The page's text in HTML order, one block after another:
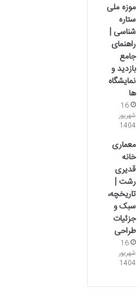
موزه ملی
ستاره
شناسی |
راهنمای
جامع
بازدید و
نمایشگاه
ها
16
شهریور
1404
معماری
خانه
قدیری
رشت |
تاریخچه،
سبک و
جزئیات
طراحی
16
شهریور
1404